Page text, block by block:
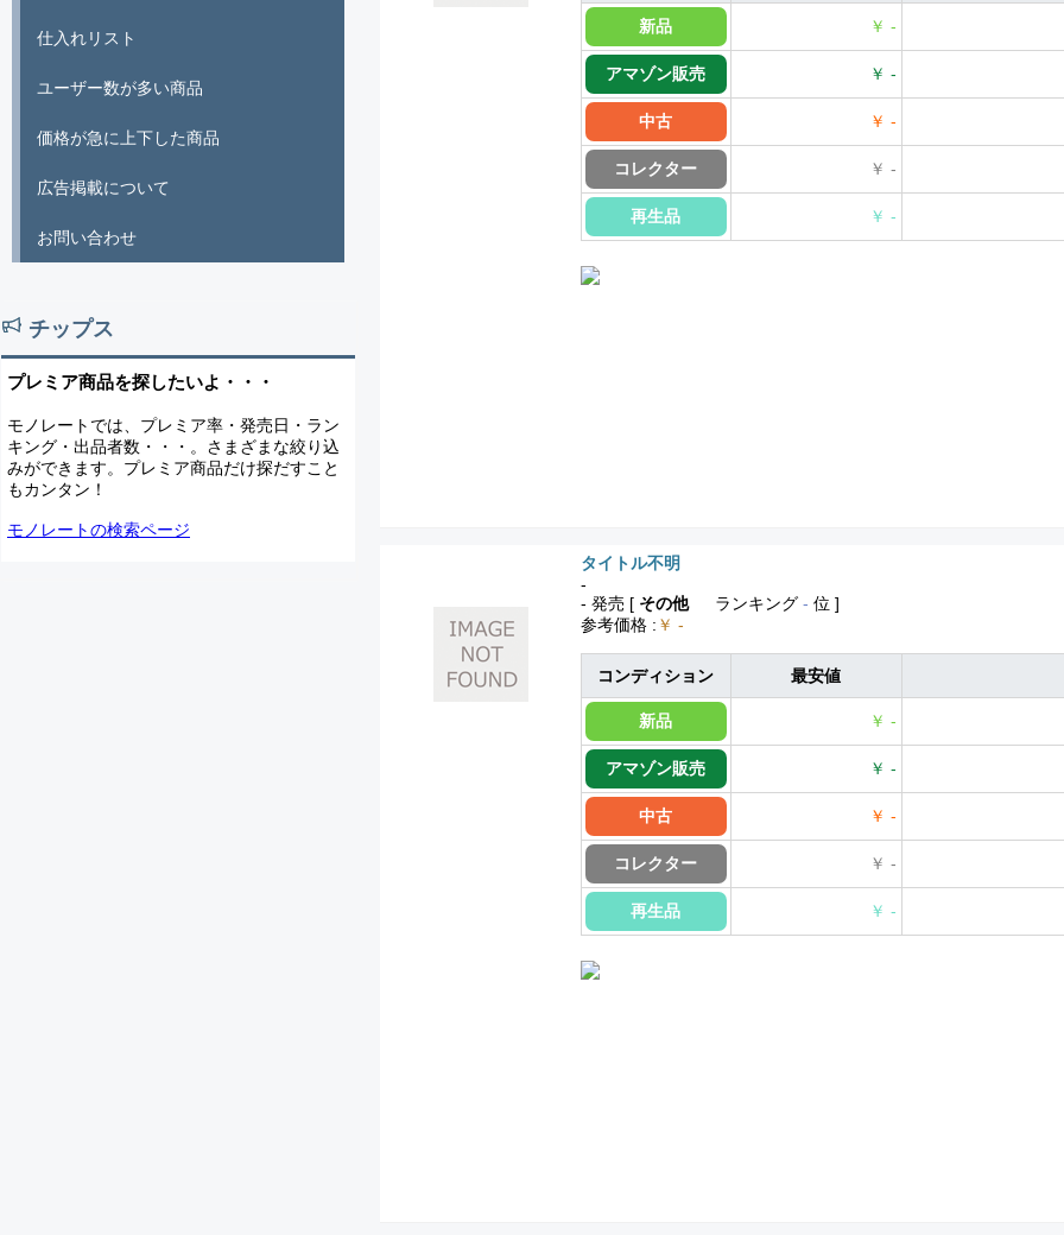
新品 ￥ -
アマゾン販売 ￥ -
中古 ￥ -
コレクター ￥ -
再生品 ￥ -
タイトル不明
-
- 発売 [ その他 ランキング - 位 ]
参考価格 : ￥ -
コンディション 最安値
新品 ￥ -
アマゾン販売 ￥ -
中古 ￥ -
コレクター ￥ -
再生品 ￥ -
仕入れリスト
ユーザー数が多い商品
価格が急に上下した商品
広告掲載について
お問い合わせ
チップス
プレミア商品を探したいよ・・・
モノレートでは、プレミア率・発売日・ラン
キング・出品者数・・・。さまざまな絞り込
みができます。プレミア商品だけ探だすこと
もカンタン！
モノレートの検索ページ